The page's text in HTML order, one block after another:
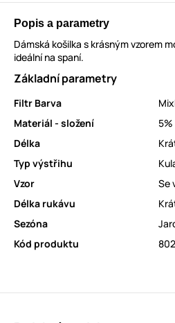
Popis a parametry
Dámská košilka s krásným vzorem
ideální na spaní.
Základní parametry
Filtr Barva
Materiál - složení
Délka
Typ výstřihu
Vzor
Se
Délka rukávu
Sezóna
Kód produktu